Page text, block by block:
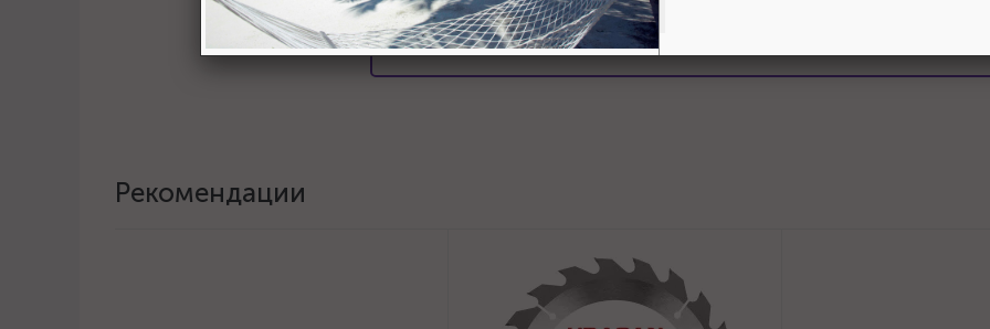
Хотите оставить отзыв?
Поставьте свою оценку!
Рекомендации